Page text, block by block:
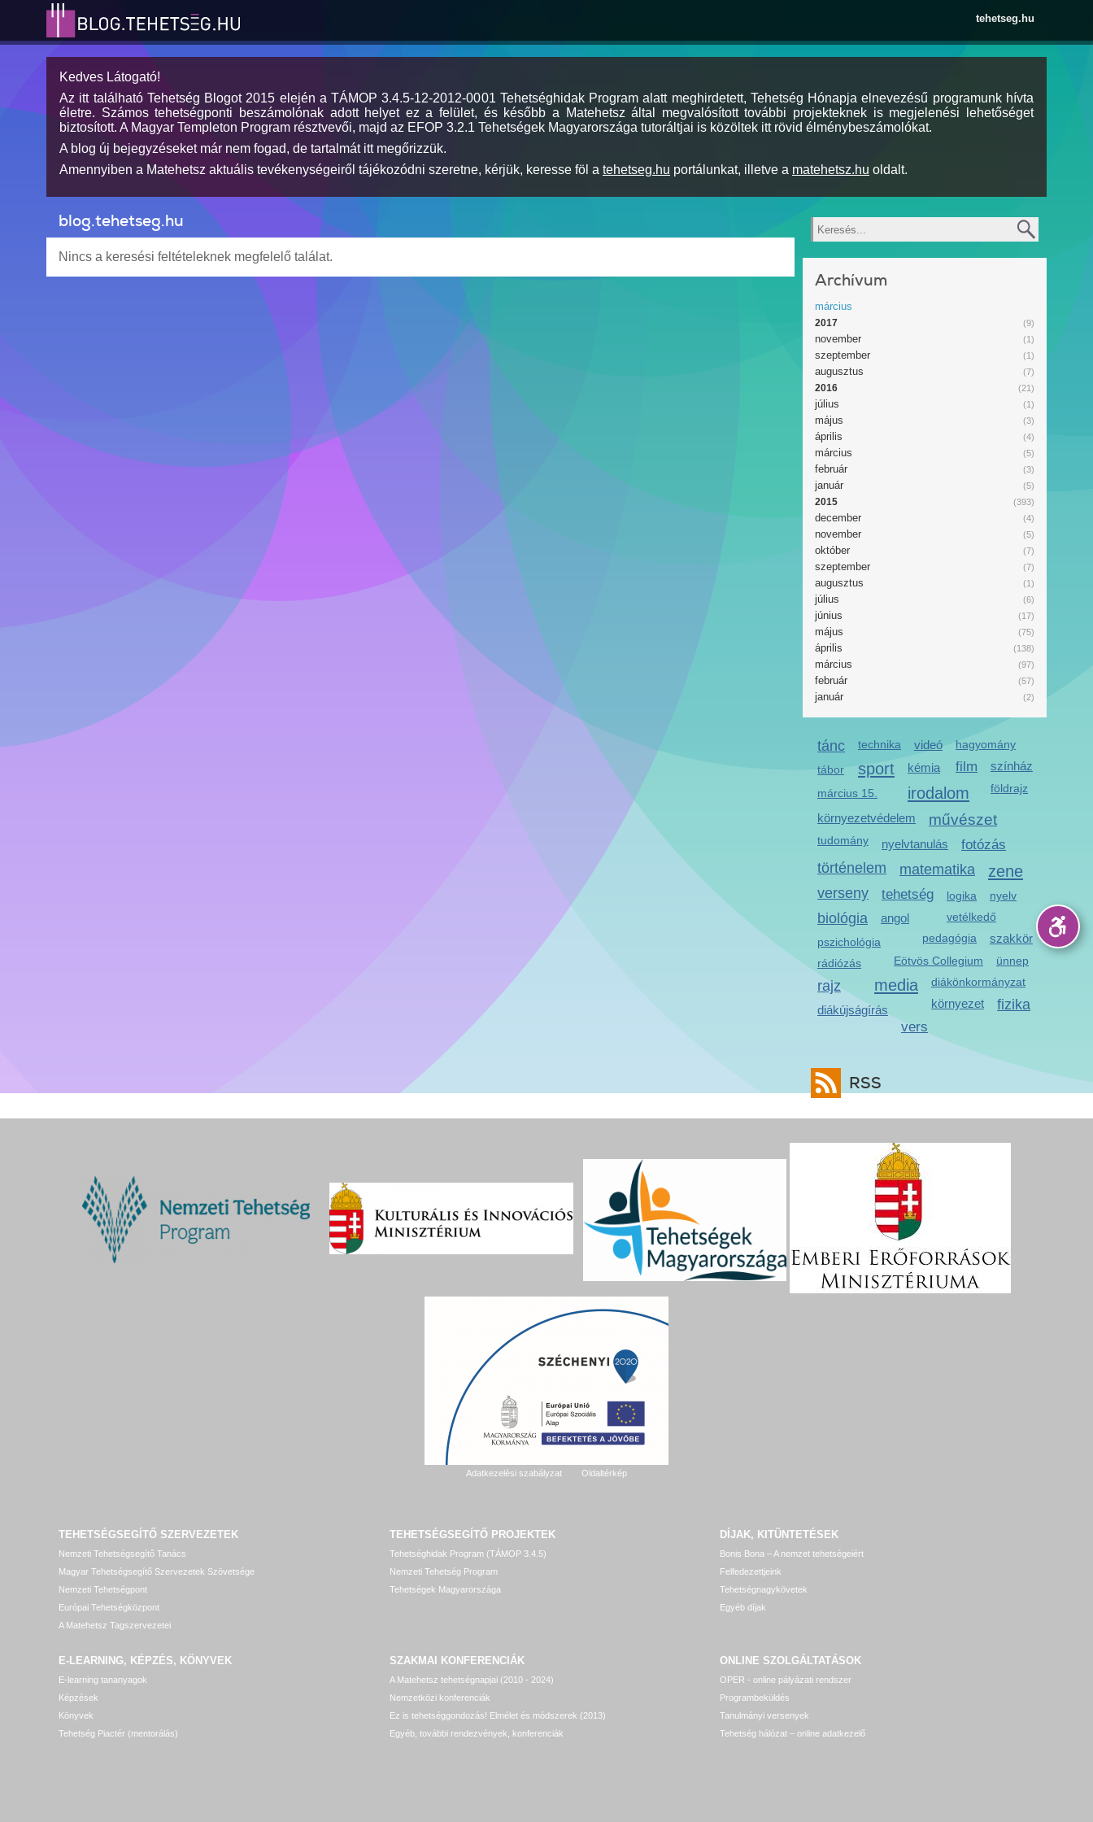
tehetseg.hu
Kedves Látogató!
Az itt található Tehetség Blogot 2015 elején a TÁMOP 3.4.5-12-2012-0001 Tehetséghidak Program alatt meghirdetett, Tehetség Hónapja elnevezésű programunk hívta
életre. Számos tehetségponti beszámolónak adott helyet ez a felület, és később a Matehetsz által megvalósított további projekteknek is megjelenési lehetőséget
biztosított. A Magyar Templeton Program résztvevői, majd az EFOP 3.2.1 Tehetségek Magyarországa tutoráltjai is közöltek itt rövid élménybeszámolókat.
A blog új bejegyzéseket már nem fogad, de tartalmát itt megőrizzük.
Amennyiben a Matehetsz aktuális tevékenységeiről tájékozódni szeretne, kérjük, keresse föl a tehetseg.hu portálunkat, illetve a matehetsz.hu oldalt.
blog.tehetseg.hu
Nincs a keresési feltételeknek megfelelő találat.
Keresés
Archívum
március
(9)
2017
(1)
november
(1)
szeptember
(7)
augusztus
(21)
2016
(1)
július
(3)
május
(4)
április
(5)
március
(3)
február
(5)
január
(393)
2015
(4)
december
(5)
november
(7)
október
(7)
szeptember
(1)
augusztus
(6)
július
(17)
június
(75)
május
(138)
április
(97)
március
(57)
február
(2)
január
tánc technika videó hagyomány
sport film színház
kémia
irodalom
környezetvédelem művészet
március 15.
tudomány nyelvtanulás
földrajz
fotózás
történelem
matematika
verseny
tehetség
zene
logika
biológia vetélkedő
tábor
angol
pedagógia
pszichológia szakkör
nyelv
Eötvös Collegium ünnep
rádiózás
media diákönkormányzat
környezet
rajz
diákújságírás fizika
vers
RSS
Adatkezelési szabályzat Oldaltérkép
TEHETSÉGSEGÍTŐ SZERVEZETEK
Nemzeti Tehetségsegítő Tanács
Magyar Tehetségsegítő Szervezetek Szövetsége
Nemzeti Tehetségpont
Európai Tehetségközpont
A Matehetsz Tagszervezetei
TEHETSÉGSEGÍTŐ PROJEKTEK
Tehetséghidak Program (TÁMOP 3.4.5)
Nemzeti Tehetség Program
Tehetségek Magyarországa
DÍJAK, KITÜNTETÉSEK
Bonis Bona – A nemzet tehetségeiért
Felfedezettjeink
Tehetségnagykövetek
Egyéb díjak
E-LEARNING, KÉPZÉS, KÖNYVEK
E-learning tananyagok
Képzések
Könyvek
Tehetség Piactér (mentorálás)
SZAKMAI KONFERENCIÁK
A Matehetsz tehetségnapjai (2010 - 2024)
Nemzetközi konferenciák
Ez is tehetséggondozás! Elmélet és módszerek (2013)
Egyéb, további rendezvények, konferenciák
ONLINE SZOLGÁLTATÁSOK
OPER - online pályázati rendszer
Programbeküldés
Tanulmányi versenyek
Tehetség hálózat – online adatkezelő